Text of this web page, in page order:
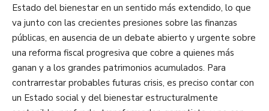
Estado del bienestar en un sentido más extendido, lo que
va junto con las crecientes presiones sobre las finanzas
públicas, en ausencia de un debate abierto y urgente sobre
una reforma fiscal progresiva que cobre a quienes más
ganan y a los grandes patrimonios acumulados. Para
contrarrestar probables futuras crisis, es preciso contar con
un Estado social y del bienestar estructuralmente